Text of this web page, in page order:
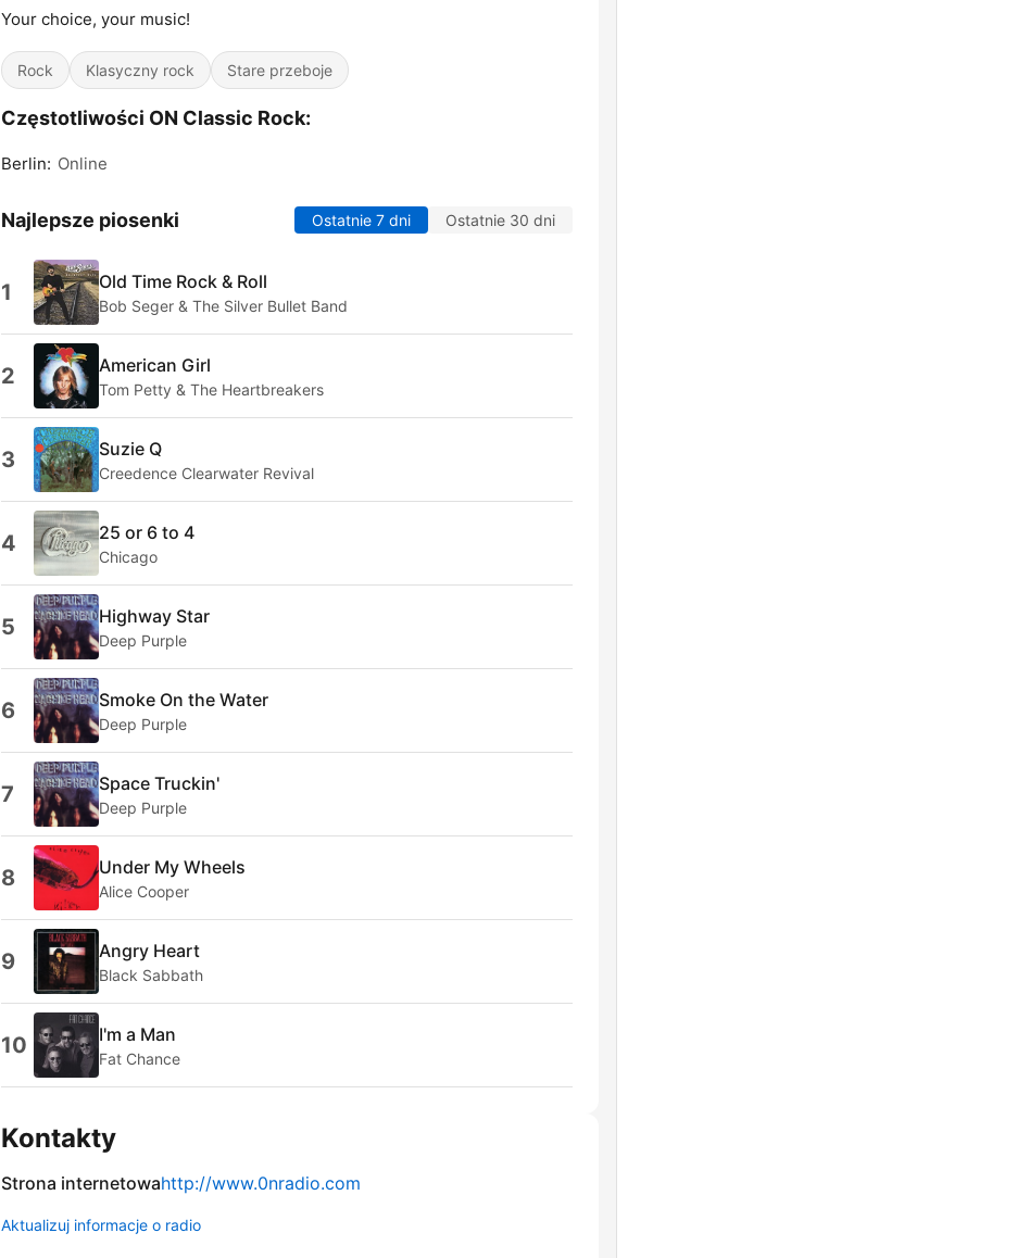
Your choice, your music!
Rock Klasyczny rock Stare przeboje
Częstotliwości ON Classic Rock:
Berlin: Online
Najlepsze piosenki Ostatnie 7 dni Ostatnie 30 dni
1 Old Time Rock & Roll
Bob Seger & The Silver Bullet Band
2 American Girl
Tom Petty & The Heartbreakers
3 Suzie Q
Creedence Clearwater Revival
4 25 or 6 to 4
Chicago
5 Highway Star
Deep Purple
6 Smoke On the Water
Deep Purple
7 Space Truckin'
Deep Purple
8 Under My Wheels
Alice Cooper
9 Angry Heart
Black Sabbath
10 I'm a Man
Fat Chance
Kontakty
Strona internetowahttp://www.0nradio.com
Aktualizuj informacje o radio